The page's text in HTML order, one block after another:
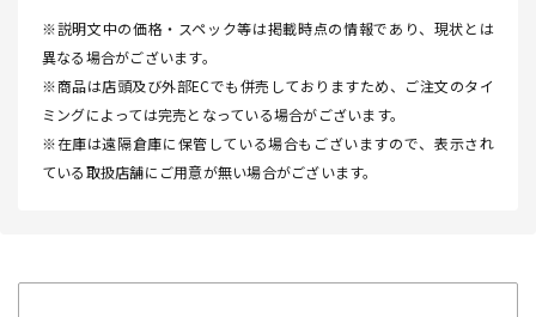
※説明文中の価格・スペック等は掲載時点の情報であり、現状とは
異なる場合がございます。
※商品は店頭及び外部ECでも併売しておりますため、ご注文のタイ
ミングによっては完売となっている場合がございます。
※在庫は遠隔倉庫に保管している場合もございますので、表示され
ている取扱店舗にご用意が無い場合がございます。